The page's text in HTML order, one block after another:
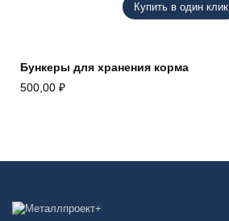
Купить в один клик
Бункеры для хранения корма
500,00 ₽